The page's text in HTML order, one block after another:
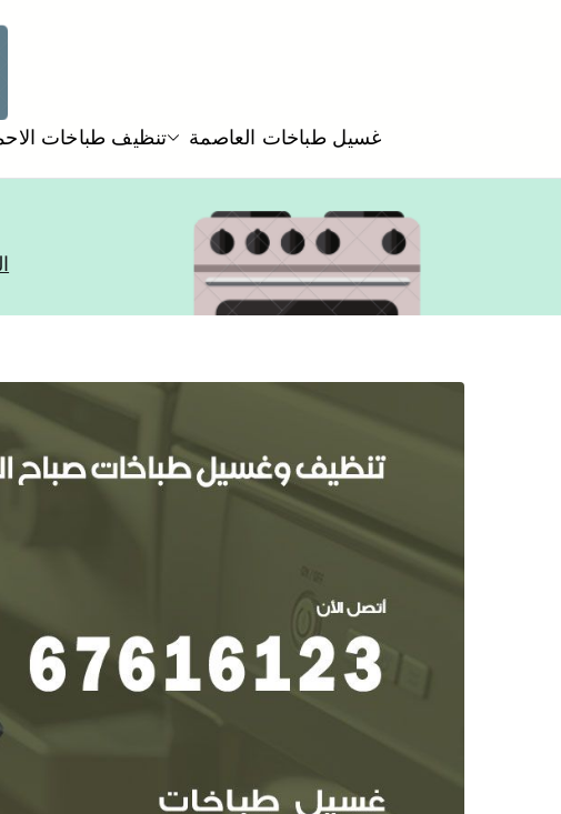
غسيل طباخات العاصمة تنظيف طباخات